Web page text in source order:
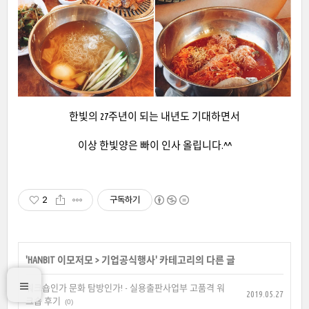
한빛의 27주년이 되는 내년도 기대하면서
이상 한빛양은 빠이 인사 올립니다.^^
2 구독하기
'HANBIT 이모저모 > 기업공식행사' 카테고리의 다른 글
워크숍인가 문화 탐방인가! - 실용출판사업부 고품격 워
크숍 후기
(0)
2019.05.27